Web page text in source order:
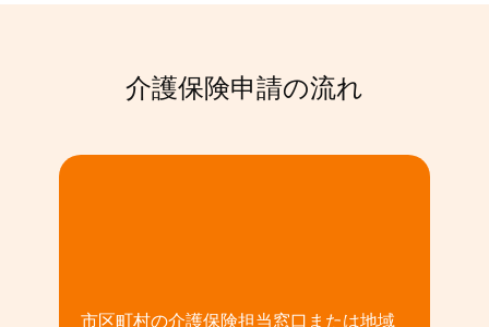
介護保険申請の流れ
市区町村の介護保険担当窓口または地域